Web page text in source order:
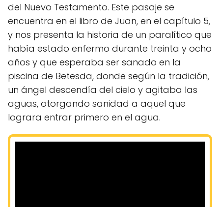
del Nuevo Testamento. Este pasaje se
encuentra en el libro de Juan, en el capítulo 5,
y nos presenta la historia de un paralítico que
había estado enfermo durante treinta y ocho
años y que esperaba ser sanado en la
piscina de Betesda, donde según la tradición,
un ángel descendía del cielo y agitaba las
aguas, otorgando sanidad a aquel que
lograra entrar primero en el agua.